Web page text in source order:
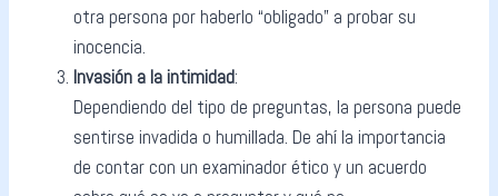
otra persona por haberlo “obligado” a probar su
inocencia.
Invasión a la intimidad:
Dependiendo del tipo de preguntas, la persona puede
sentirse invadida o humillada. De ahí la importancia
de contar con un examinador ético y un acuerdo